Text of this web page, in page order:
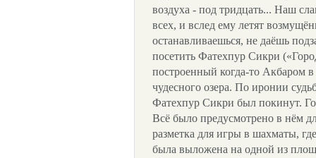
воздуха - под тридцать... Наш
всех, и вслед ему летят
останавливаешься, не даёшь
посетить Фатехпур Сикри
построенный когда-то Акбаром
чудесного озера. По иронии
Фатехпур Сикри был покинут.
Всё было предусмотрено в нём
разметка для игры в шахматы,
была выложена на одной из